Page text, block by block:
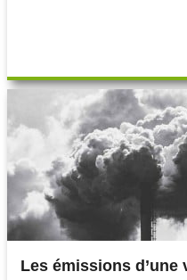
Les émissions d’une